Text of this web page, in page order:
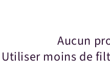
Aucun
Utiliser moins de